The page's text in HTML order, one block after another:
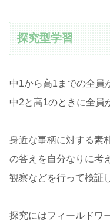
探究型学習
中1から高1までの全員
中2と高1のときに全員
身近な事柄に対する素
の答えを自分なりに考
観察などを行って検証
探究にはフィールドワ